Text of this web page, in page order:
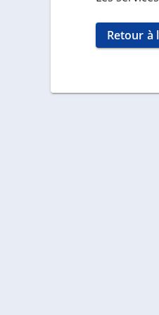
Retour à